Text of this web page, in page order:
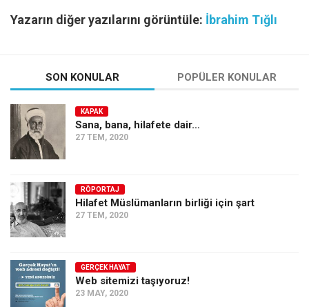
Yazarın diğer yazılarını görüntüle: İbrahim Tığlı
SON KONULAR POPÜLER KONULAR
KAPAK
Sana, bana, hilafete dair…
27 TEM, 2020
RÖPORTAJ
Hilafet Müslümanların birliği için şart
27 TEM, 2020
GERÇEK HAYAT
Web sitemizi taşıyoruz!
23 MAY, 2020